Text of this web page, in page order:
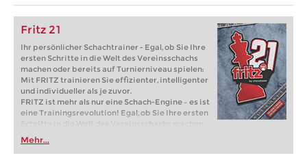
Fritz 21
Ihr persönlicher Schachtrainer - Egal, ob Sie Ihre
ersten Schritte in die Welt des Vereinsschachs
machen oder bereits auf Turnierniveau spielen:
Mit FRITZ trainieren Sie effizienter, intelligenter
und individueller als je zuvor.
FRITZ ist mehr als nur eine Schach-Engine – es ist
eine Trainingsrevolution! Egal, ob Sie Ihre ersten
Schritte in die Welt des Vereinsschachs machen
oder bereits auf Turnierniveau spielen: Mit
FRITZ trainieren Sie effizienter, intelligenter und
individueller als je zuvor.
Mehr...